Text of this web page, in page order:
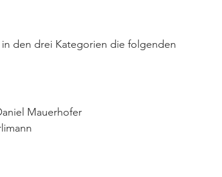
in den drei Kategorien die folgenden
Mauerhofer